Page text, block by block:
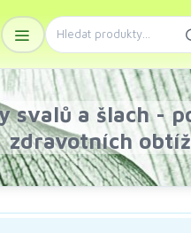
svalů a šlach -
zdravotních